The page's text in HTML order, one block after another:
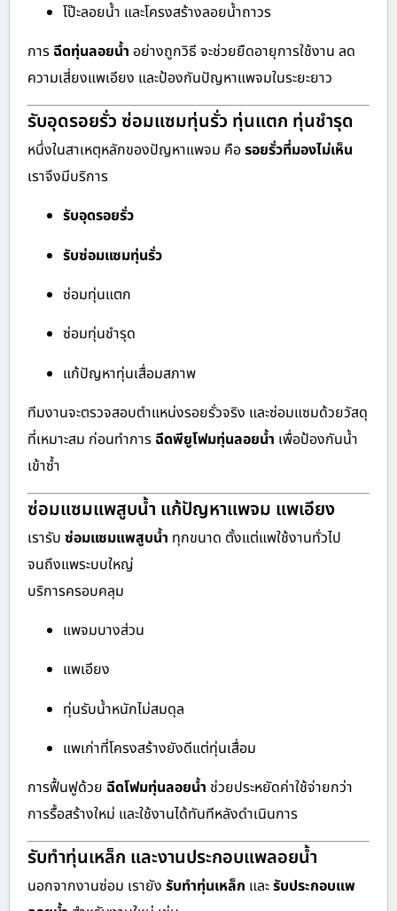
โป๊ะลอยน้ำ และโครงสร้างลอยน้ำถาวร
การ ฉีดทุ่นลอยน้ำ อย่างถูกวิธี จะช่วยยืดอายุการใช้งาน ลด
ความเสี่ยงแพเอียง และป้องกันปัญหาแพจมในระยะยาว
รับอุดรอยรั่ว ซ่อมแซมทุ่นรั่ว ทุ่นแตก ทุ่นชำรุด
หนึ่งในสาเหตุหลักของปัญหาแพจม คือรอยรั่วที่มองไม่เห็น
เราจึงมีบริการ
รับอุดรอยรั่ว
รับซ่อมแซมทุ่นรั่ว
ซ่อมทุ่นแตก
ซ่อมทุ่นชำรุด
แก้ปัญหาทุ่นเสื่อมสภาพ
ทีมงานจะตรวจสอบตำแหน่งรอยรั่วจริง และซ่อมแซมด้วยวัสดุ
ที่เหมาะสม ก่อนทำการ ฉีดพียูโฟมทุ่นลอยน้ำ เพื่อป้องกันน้ำ
เข้าซ้ำ
ซ่อมแซมแพสูบน้ำ แก้ปัญหาแพจม แพเอียง
เรารับ ซ่อมแซมแพสูบน้ำ ทุกขนาด ตั้งแต่แพใช้งานทั่วไป
จนถึงแพระบบใหญ่
บริการครอบคลุม
แพจมบางส่วน
แพเอียง
ทุ่นรับน้ำหนักไม่สมดุล
แพเก่าที่โครงสร้างยังดีแต่ทุ่นเสื่อม
การฟื้นฟูด้วย ฉีดโฟมทุ่นลอยน้ำ ช่วยประหยัดค่าใช้จ่ายกว่า
การรื้อสร้างใหม่ และใช้งานได้ทันทีหลังดำเนินการ
รับทำทุ่นเหล็ก และงานประกอบแพลอยน้ำ
นอกจากงานซ่อม เรายัง รับทำทุ่นเหล็ก และรับประกอบแพ